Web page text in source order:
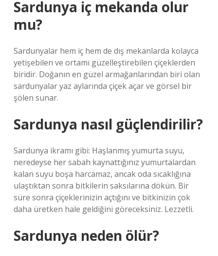
Sardunya iç mekanda olur
mu?
Sardunyalar hem iç hem de dış mekanlarda kolayca
yetişebilen ve ortamı güzelleştirebilen çiçeklerden
biridir. Doğanın en güzel armağanlarından biri olan
sardunyalar yaz aylarında çiçek açar ve görsel bir
şölen sunar.
Sardunya nasıl güçlendirilir?
Sardunya ikramı gibi: Haşlanmış yumurta suyu,
neredeyse her sabah kaynattığınız yumurtalardan
kalan suyu boşa harcamaz, ancak oda sıcaklığına
ulaştıktan sonra bitkilerin saksılarına dökün. Bir
süre sonra çiçeklerinizin açtığını ve bitkinizin çok
daha üretken hale geldiğini göreceksiniz. Lezzetli.
Sardunya neden ölür?